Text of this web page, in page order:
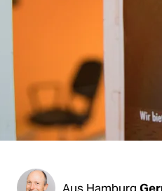
Aus Hamburg